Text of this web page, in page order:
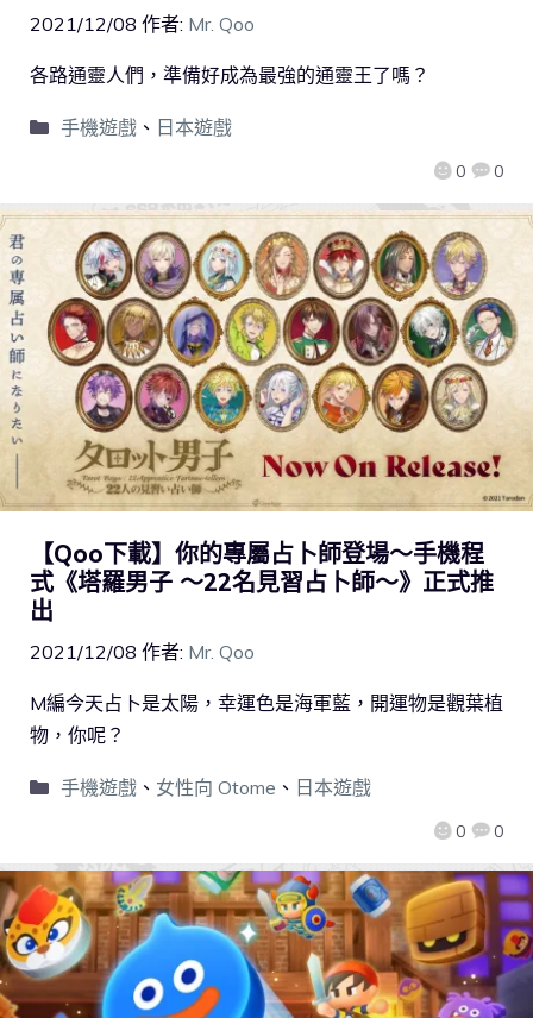
2021/12/08 作者: Mr. Qoo
0 0
各路通靈人們，準備好成為最強的通靈王了嗎？
手機遊戲、 日本遊戲
【Qoo下載】你的專屬占卜師登場～手機程
式《塔羅男子 ～22名見習占卜師～》正式推
出
2021/12/08 作者: Mr. Qoo
0 0
M編今天占卜是太陽，幸運色是海軍藍，開運物是觀葉植
物，你呢？
手機遊戲、 女性向 Otome 、 日本遊戲